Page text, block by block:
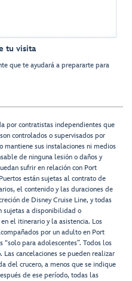
tu visita
que te ayudará a prepararte para
por contratistas independientes que
controlados o supervisados por
mantiene sus instalaciones ni medios
de ninguna lesión o daños y
sufrir en relación con Port
están sujetas al contrato de
el contenido y las duraciones de
de Disney Cruise Line, y todas
sujetas a disponibilidad o
el itinerario y la asistencia. Los
por un adulto en Port
para adolescentes”. Todos los
Las cancelaciones se pueden realizar
del crucero, a menos que se indique
de ese período, todas las